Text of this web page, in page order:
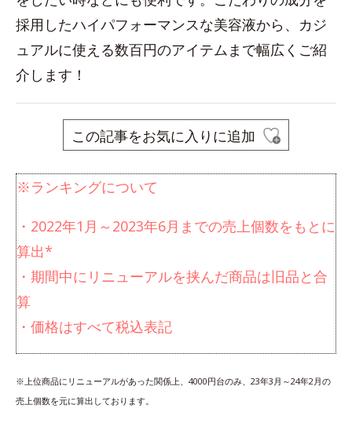
採用したハイパフォーマンスな美容液から、カジ
ュアルに使える数百円のアイテムまで幅広くご紹
介します！
この記事をお気に入りに追加
※ランキングについて
・2022年1月～2023年6月までの売上個数をもとに
算出*
・期間中にリニューアルを挟んだ商品は旧品と合
算
・価格はすべて税込表記
※上位商品にリニューアルがあった関係上、4000円台のみ、23年3月～24年2月の
売上個数を元に算出しております。